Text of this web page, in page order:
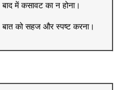
बाद में कसावट का न होना।
बात को सहज और स्पष्ट करना।